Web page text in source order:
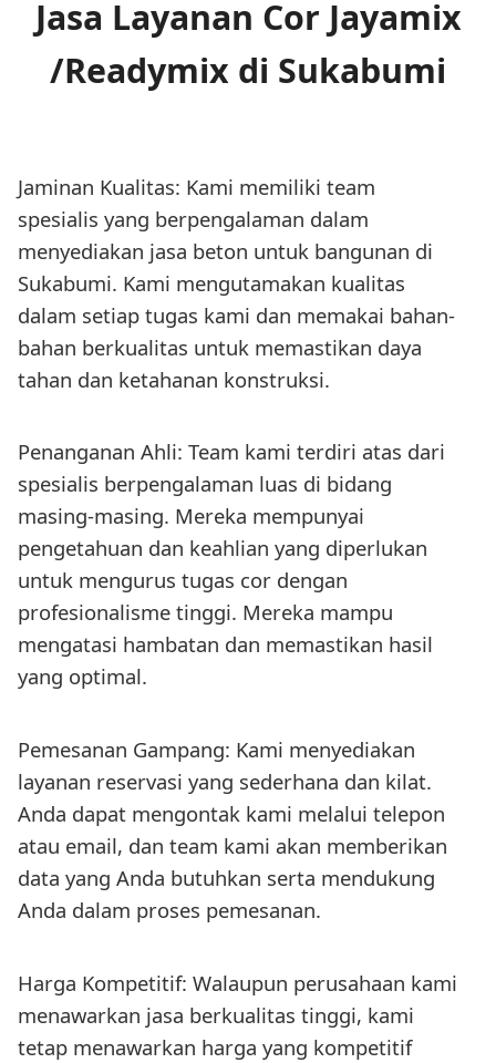
Jasa Layanan Cor Jayamix
/Readymix di Sukabumi
Jaminan Kualitas: Kami memiliki team
spesialis yang berpengalaman dalam
menyediakan jasa beton untuk bangunan di
Sukabumi. Kami mengutamakan kualitas
dalam setiap tugas kami dan memakai bahan-
bahan berkualitas untuk memastikan daya
tahan dan ketahanan konstruksi.
Penanganan Ahli: Team kami terdiri atas dari
spesialis berpengalaman luas di bidang
masing-masing. Mereka mempunyai
pengetahuan dan keahlian yang diperlukan
untuk mengurus tugas cor dengan
profesionalisme tinggi. Mereka mampu
mengatasi hambatan dan memastikan hasil
yang optimal.
Pemesanan Gampang: Kami menyediakan
layanan reservasi yang sederhana dan kilat.
Anda dapat mengontak kami melalui telepon
atau email, dan team kami akan memberikan
data yang Anda butuhkan serta mendukung
Anda dalam proses pemesanan.
Harga Kompetitif: Walaupun perusahaan kami
menawarkan jasa berkualitas tinggi, kami
tetap menawarkan harga yang kompetitif